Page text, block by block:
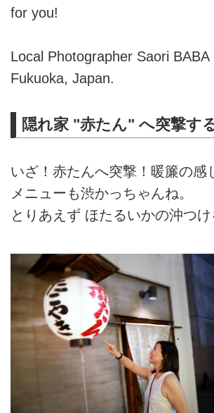
for you!
Local Photographer Saori
Fukuoka, Japan.
隠れ家 "赤たん" へ突撃す
いざ！赤たんへ突撃！暖簾の感
メニューも渋かっちゃんね。
とりあえず ほたるいかの沖つけ